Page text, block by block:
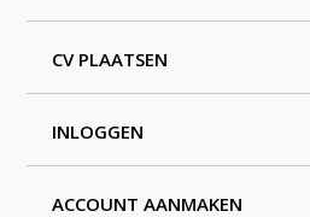
CV PLAATSEN
INLOGGEN
ACCOUNT AANMAKEN